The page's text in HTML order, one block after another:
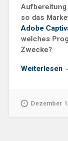
Aufbereitung
so das
Adobe
welches
Zwecke?
Weiterlesen
Dezember